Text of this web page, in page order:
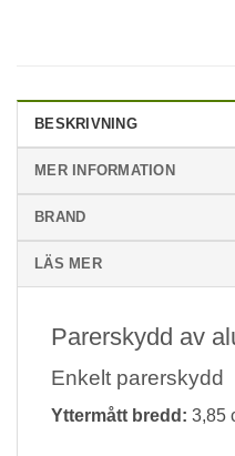
BESKRIVNING
MER INFORMATION
BRAND
LÄS MER
Parerskydd av
Enkelt parerskydd
Yttermått bredd: 3,85